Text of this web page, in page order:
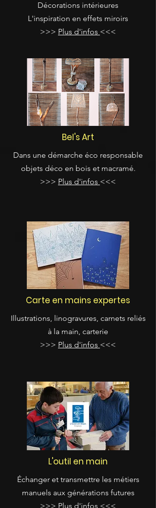
Décorations intérieures
L'inspiration en effets miroirs
>>> Plus d'infos <<<
Bel's Art
Dans une démarche éco responsable
objets déco en bois et macramé.
>>> Plus d'infos <<<
Carte en mains expertes
Illustrations, linogravures, carnets reliés
à la main, carterie
>>> Plus d'infos <<<
L'outil en main
Échangeret transmettre les métiers
manuels aux générations futures
>>> Plus d'infos <<<